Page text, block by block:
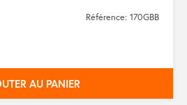
Référence: 170GBB
AU PANIER